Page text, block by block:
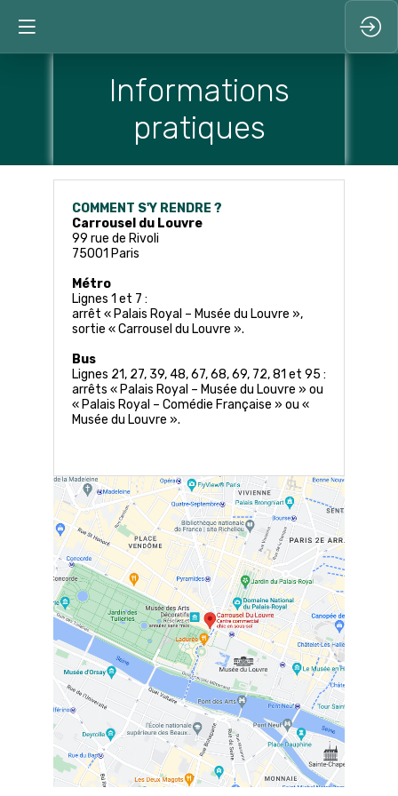
Informations
pratiques
COMMENT S'Y RENDRE ?
Carrousel du Louvre
99 rue de Rivoli
75001 Paris
Métro
Lignes 1 et 7 :
arrêt « Palais Royal – Musée du Louvre »,
sortie « Carrousel du Louvre ».
Bus
Lignes 21, 27, 39, 48, 67, 68, 69, 72, 81 et 95 :
arrêts « Palais Royal – Musée du Louvre » ou
« Palais Royal – Comédie Française » ou «
Musée du Louvre ».